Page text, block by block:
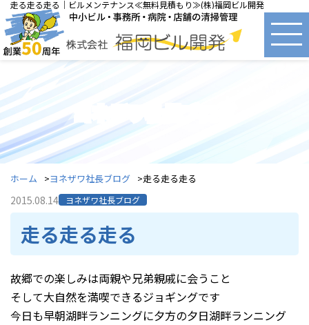
走る走る走る｜ビルメンテナンス≪無料見積もり≫(株)福岡ビル開発
ヨネザワ社長ブログ
ホーム ヨネザワ社長ブログ 走る走る走る
2015.08.14 ヨネザワ社長ブログ
走る走る走る
故郷での楽しみは両親や兄弟親戚に会うこと
そして大自然を満喫できるジョギングです
今日も早朝湖畔ランニングに夕方の夕日湖畔ランニング